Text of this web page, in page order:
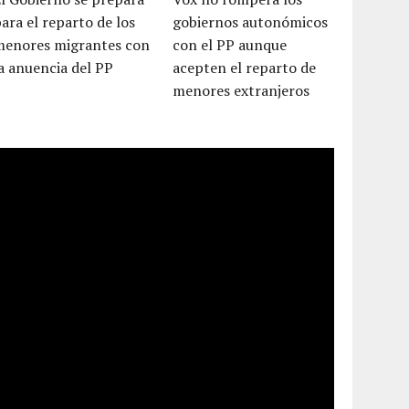
el reparto de los
migrantes con
anuencia del PP
gobiernos autonómicos
con el PP aunque
acepten el reparto de
menores extranjeros